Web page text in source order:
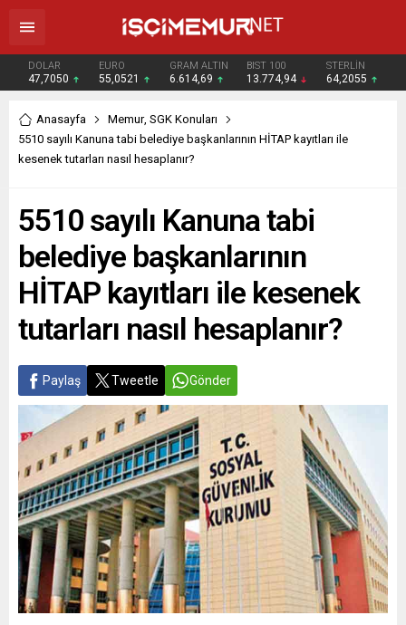
DOLAR
47,7050
EURO
55,0521
GRAM ALTIN
6.614,69
BIST 100
13.774,94
STERLİN
64,2055
Anasayfa Memur, SGK Konuları
5510 sayılı Kanuna tabi belediye başkanlarının HİTAP kayıtları ile
kesenek tutarları nasıl hesaplanır?
5510 sayılı Kanuna tabi
belediye başkanlarının
HİTAP kayıtları ile kesenek
tutarları nasıl hesaplanır?
Paylaş Tweetle Gönder